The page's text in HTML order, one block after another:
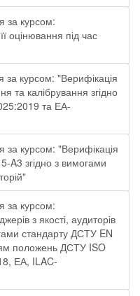
за курсом:
оцінювання під час
за курсом: "Верифікація
та калібрування згідно
та ЕА-
за курсом: "Верифікація
A3 згідно з вимогами
за курсом:
з якості, аудиторів
стандарту ДСТУ EN
положень ДСТУ ISO
ЕА, ILAC-